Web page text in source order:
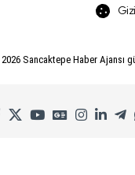
2026Sancaktepe Haber Ajansı